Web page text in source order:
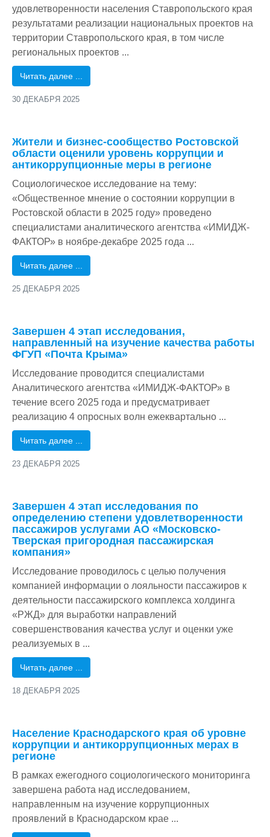
удовлетворенности населения Ставропольского края
результатами реализации национальных проектов на
территории Ставропольского края, в том числе
региональных проектов ...
Читать далее ...
30 ДЕКАБРЯ 2025
Жители и бизнес-сообщество Ростовской
области оценили уровень коррупции и
антикоррупционные меры в регионе
Социологическое исследование на тему:
«Общественное мнение о состоянии коррупции в
Ростовской области в 2025 году» проведено
специалистами аналитического агентства «ИМИДЖ-
ФАКТОР» в ноябре-декабре 2025 года ...
Читать далее ...
25 ДЕКАБРЯ 2025
Завершен 4 этап исследования,
направленный на изучение качества работы
ФГУП «Почта Крыма»
Исследование проводится специалистами
Аналитического агентства «ИМИДЖ-ФАКТОР» в
течение всего 2025 года и предусматривает
реализацию 4 опросных волн ежеквартально ...
Читать далее ...
23 ДЕКАБРЯ 2025
Завершен 4 этап исследования по
определению степени удовлетворенности
пассажиров услугами АО «Московско-
Тверская пригородная пассажирская
компания»
Исследование проводилось с целью получения
компанией информации о лояльности пассажиров к
деятельности пассажирского комплекса холдинга
«РЖД» для выработки направлений
совершенствования качества услуг и оценки уже
реализуемых в ...
Читать далее ...
18 ДЕКАБРЯ 2025
Население Краснодарского края об уровне
коррупции и антикоррупционных мерах в
регионе
В рамках ежегодного социологического мониторинга
завершена работа над исследованием,
направленным на изучение коррупционных
проявлений в Краснодарском крае ...